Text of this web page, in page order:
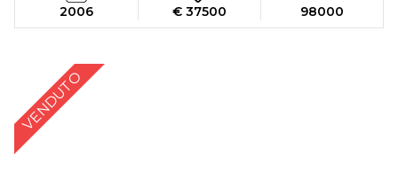
2006 € 37500 98000
VENDUTO